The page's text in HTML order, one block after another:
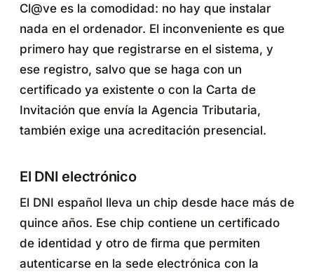
Cl@ve es la comodidad: no hay que instalar
nada en el ordenador. El inconveniente es que
primero hay que registrarse en el sistema, y
ese registro, salvo que se haga con un
certificado ya existente o con la Carta de
Invitación que envía la Agencia Tributaria,
también exige una acreditación presencial.
El DNI electrónico
El DNI español lleva un chip desde hace más de
quince años. Ese chip contiene un certificado
de identidad y otro de firma que permiten
autenticarse en la sede electrónica con la